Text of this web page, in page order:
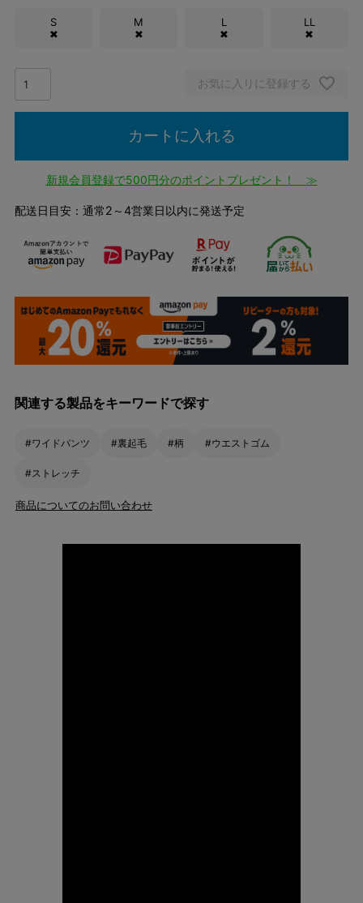
S
✖
M
✖
L
✖
LL
✖
お気に入りに登録する
カートに入れる
新規会員登録で500円分のポイントプレゼント！ ≫
配送日目安：通常2～4営業日以内に発送予定
関連する製品をキーワードで探す
#ワイドパンツ #裏起毛 #柄 #ウエストゴム
#ストレッチ
商品についてのお問い合わせ